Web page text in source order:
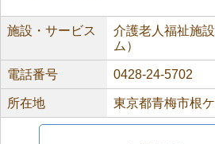
施設・サービス
介護老人福祉施
ム）
電話番号 0428-24-5702
所在地 東京都青梅市根